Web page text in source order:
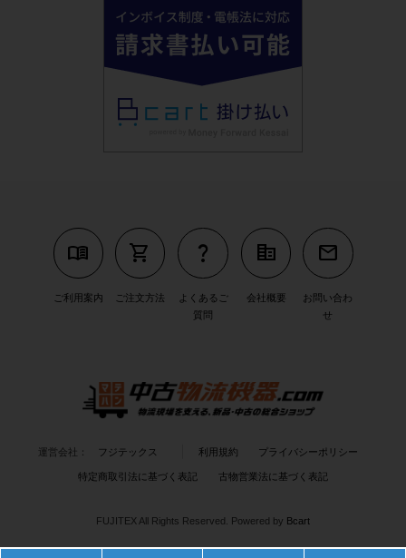
menu_book
ご利用案内
shopping_cart
ご注文方法
question_mark
よくあるご
質問
corporate_fare
会社概要
mail
お問い合わ
せ
運営会社： フジテックス 利用規約 プライバシーポリシー
特定商取引法に基づく表記 古物営業法に基づく表記
FUJITEX All Rights Reserved. Powered by Bcart